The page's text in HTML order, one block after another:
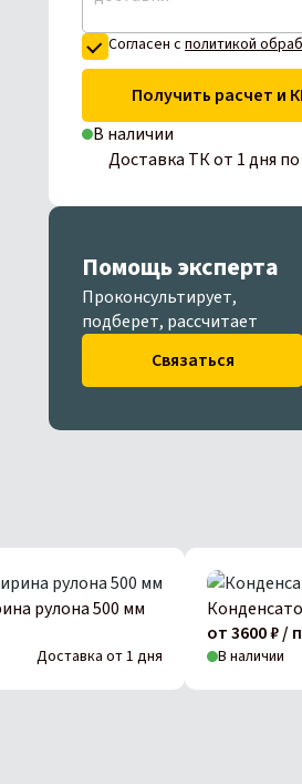
Согласен с политикой
Получить расчет и
В наличии
Доставка ТК от 1 дня
Помощь эксперта
Проконсультирует,
подберет, рассчитает
Связаться
рулона 500 мм
Доставка от 1 дня
от 3600 ₽ /
В наличии